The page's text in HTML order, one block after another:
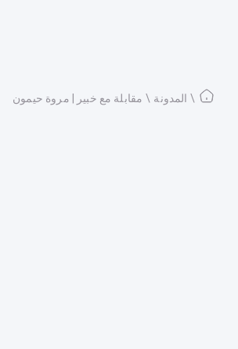
\ المدونة \ مقابلة مع خبير | مروة حيمون